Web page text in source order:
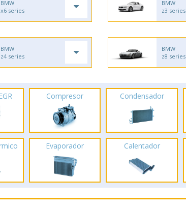
BMW
x6 series
BMW
z3 series
BMW
z4 series
BMW
z8 series
Compresor Condensador
Evaporador Calentador